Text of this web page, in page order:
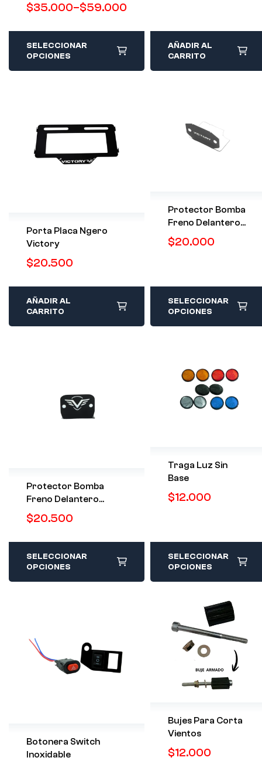
$35.000–$59.000
SELECCIONAR
OPCIONES
AÑADIR AL
CARRITO
Porta Placa Ngero
Victory
$20.500
AÑADIR AL
CARRITO
Protector Bomba
Freno Delantero
Inox AUTECO
$20.000
SELECCIONAR
OPCIONES
Protector Bomba
Freno Delantero
Negro AUTECO
$20.500
SELECCIONAR
OPCIONES
Traga Luz Sin
Base
$12.000
SELECCIONAR
OPCIONES
Botonera Switch
Inoxidable
Bujes Para Corta
Vientos
$12.000